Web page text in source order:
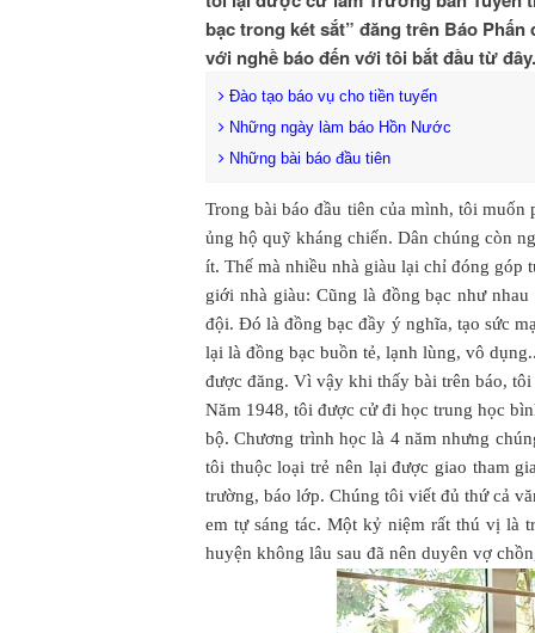
bạc trong két sắt” đăng trên Báo
với nghề báo đến với tôi bắt đầu từ đây.
Đào tạo báo vụ cho tiền tuyến
Những ngày làm báo Hồn Nước
Những bài báo đầu tiên
Trong bài báo đầu tiên của mình, tôi
ủng hộ quỹ kháng chiến. Dân chúng còn
ít. Thế mà nhiều nhà giàu lại chỉ đóng góp
giới nhà giàu: Cũng là đồng bạc như
đội. Đó là đồng bạc đầy ý nghĩa, tạo sức
lại là đồng bạc buồn tẻ, lạnh lùng, vô
được đăng. Vì vậy khi thấy bài trên báo,
Năm 1948, tôi được cử đi học trung học
bộ. Chương trình học là 4 năm nhưng
tôi thuộc loại trẻ nên lại được giao tham
trường, báo lớp. Chúng tôi viết đủ thứ cả
em tự sáng tác. Một kỷ niệm rất thú vị là
huyện không lâu sau đã nên duyên vợ